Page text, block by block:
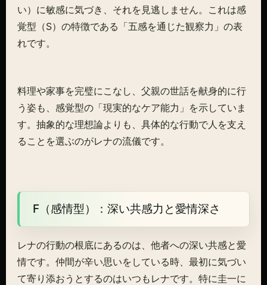
い）に敏感に気づき、それを見逃しません。これは感
覚型（S）の特徴である「五感を通じた観察力」の表
れです。
料理や家事を完璧にこなし、父親の世話を献身的に行
う姿も、感覚型の「現実的なケア能力」を示していま
す。抽象的な理想論よりも、具体的な行動で人を支え
ることを選ぶのがレナの流儀です。
F（感情型）：深い共感力と愛情深さ
レナの行動の根底にあるのは、他者への深い共感と愛
情です。仲間が辛い思いをしている時、最初に気づい
て寄り添おうとするのはいつもレナです。特に圭一に